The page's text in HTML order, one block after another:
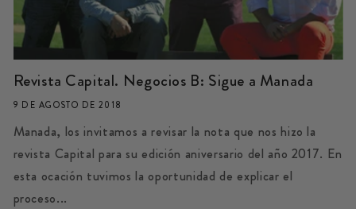
Revista Capital. Negocios B: Sigue a Manada
9 DE AGOSTO DE 2018
Manada, los invitamos a revisar la nota que nos hizo la
revista Capital para su edición aniversario del año 2017. En
esta ocación tuvimos la oportunidad de explicar el
proceso...